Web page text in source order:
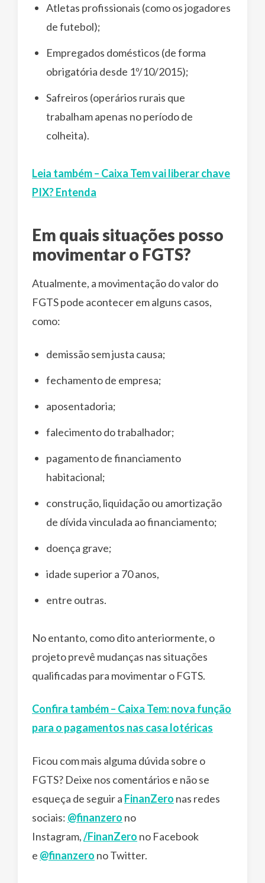
Atletas profissionais (como os jogadores
de futebol);
Empregados domésticos (de forma
obrigatória desde 1º/10/2015);
Safreiros (operários rurais que
trabalham apenas no período de
colheita).
Leia também – Caixa Tem vai liberar chave
PIX? Entenda
Em quais situações posso
movimentar o FGTS?
Atualmente, a movimentação do valor do
FGTS pode acontecer em alguns casos,
como:
demissão sem justa causa;
fechamento de empresa;
aposentadoria;
falecimento do trabalhador;
pagamento de financiamento
habitacional;
construção, liquidação ou amortização
de dívida vinculada ao financiamento;
doença grave;
idade superior a 70 anos,
entre outras.
No entanto, como dito anteriormente, o
projeto prevê mudanças nas situações
qualificadas para movimentar o FGTS.
Confira também – Caixa Tem: nova função
para o pagamentos nas casa lotéricas
Ficou com mais alguma dúvida sobre o
FGTS? Deixe nos comentários e não se
esqueça de seguir a FinanZero nas redes
sociais: @finanzero no
Instagram,/FinanZero no Facebook
e @finanzero no Twitter.